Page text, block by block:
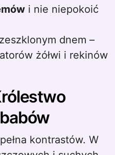
i nie niepokoić
dnem –
żółwi i rekinów
kontrastów. W